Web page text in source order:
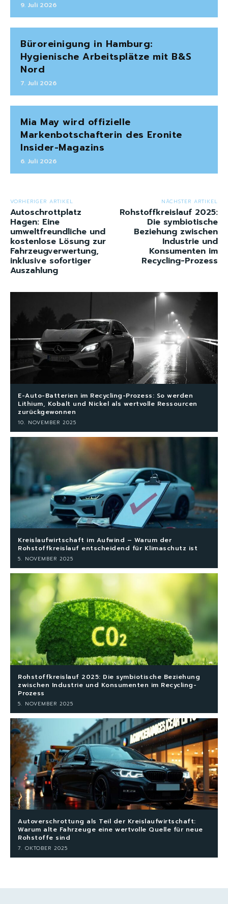
9. Juli 2026
Büroreinigung in Hamburg:
Hygienische Arbeitsplätze mit B&S
Nord
7. Juli 2026
Mia May wird offizielle
Markenbotschafterin des Eronite
Insider-Magazins
6. Juli 2026
VORHERIGER ARTIKEL
Autoschrottplatz
Hagen: Eine
umweltfreundliche und
kostenlose Lösung zur
Fahrzeugverwertung,
inklusive sofortiger
Auszahlung
NÄCHSTER ARTIKEL
Rohstoffkreislauf 2025:
Die symbiotische
Beziehung zwischen
Industrie und
Konsumenten im
Recycling-Prozess
E-Auto-Batterien im Recycling-Prozess: So werden
Lithium, Kobalt und Nickel als wertvolle Ressourcen
zurückgewonnen
10. NOVEMBER 2025
Kreislaufwirtschaft im Aufwind – Warum der
Rohstoffkreislauf entscheidend für Klimaschutz ist
5. NOVEMBER 2025
Rohstoffkreislauf 2025: Die symbiotische Beziehung
zwischen Industrie und Konsumenten im Recycling-
Prozess
5. NOVEMBER 2025
Autoverschrottung als Teil der Kreislaufwirtschaft:
Warum alte Fahrzeuge eine wertvolle Quelle für neue
Rohstoffe sind
7. OKTOBER 2025